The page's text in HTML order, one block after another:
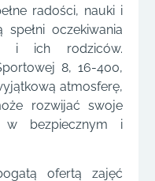
radości, nauki i
oczekiwania
i ich rodziców.
8, 16-400,
atmosferę,
rozwijać swoje
w bezpiecznym i
ofertą zajęć